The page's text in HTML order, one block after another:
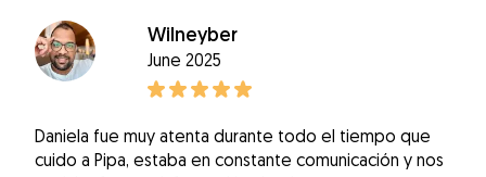
Wilneyber
June 2025
Daniela fue muy atenta durante todo el tiempo que
cuido a Pipa, estaba en constante comunicación y nos